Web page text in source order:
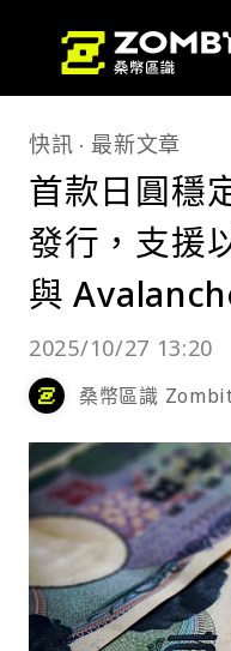
快訊 最新文章
首款日圓穩
發行，支援
與
2025/10/27 13:20
桑幣區識